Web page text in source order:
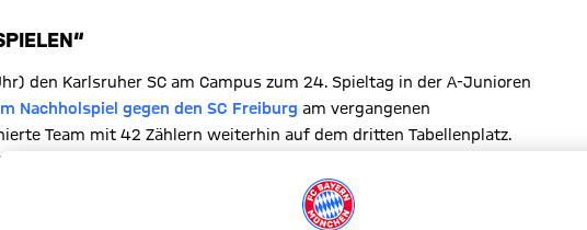
den Karlsruher SC am Campus zum 24. Spieltag in der A-Junioren
Nachholspiel gegen den SC Freiburg am vergangenen
Team mit 42 Zählern weiterhin auf dem dritten Tabellenplatz.
den siebten Platz. Aber sowohl das 2:2-Unentschieden gegen den
zeigen, dass die Gäste alles andere als zu
in der Hinrunde beim KSC nach 0:2-Rückstand dank eines Hattricks von